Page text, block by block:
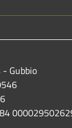
Gubbio